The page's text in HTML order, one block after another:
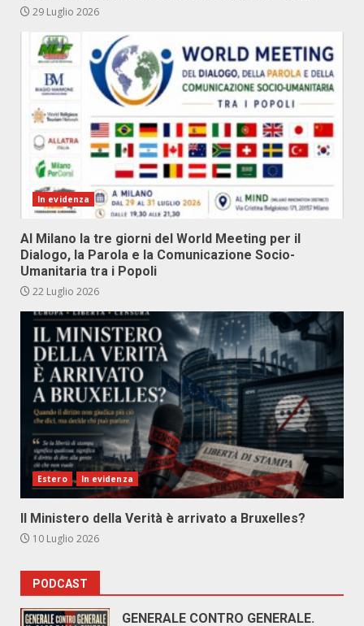
29 Luglio 2026
In evidenza
Al Milano la tre giorni del World Meeting per il
Dialogo, la Parola e la Comunicazione Socio-
Umanitaria tra i Popoli
22 Luglio 2026
Estero In evidenza
Il Ministero della Verità è arrivato a Bruxelles?
10 Luglio 2026
PODCAST
GENERALE CONTRO GENERALE.